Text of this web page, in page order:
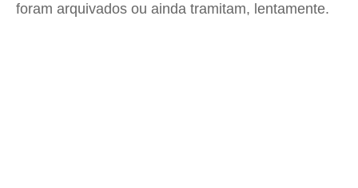
foram arquivados ou ainda tramitam, lentamente.